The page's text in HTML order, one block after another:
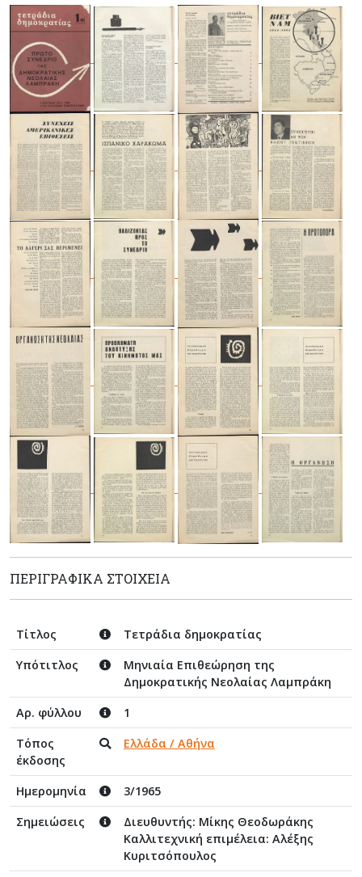
ΠΕΡΙΓΡΑΦΙΚΆ ΣΤΟΙΧΕΊΑ
Τίτλος
Τετράδια δημοκρατίας
Υπότιτλος
Μηνιαία Επιθεώρηση της
Δημοκρατικής Νεολαίας Λαμπράκη
Αρ. φύλλου
1
Τόπος
έκδοσης
Ελλάδα / Αθήνα
Ημερομηνία
3/1965
Σημειώσεις
Διευθυντής: Μίκης Θεοδωράκης
Καλλιτεχνική επιμέλεια: Αλέξης
Κυριτσόπουλος